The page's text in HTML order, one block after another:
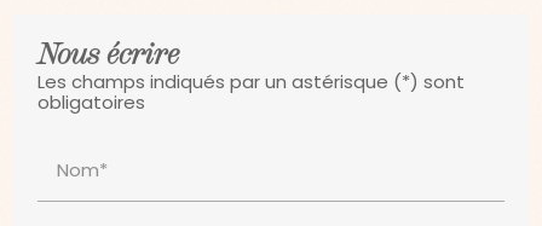
Nous écrire
Les champs indiqués par un astérisque (*) sont
obligatoires
Nom*